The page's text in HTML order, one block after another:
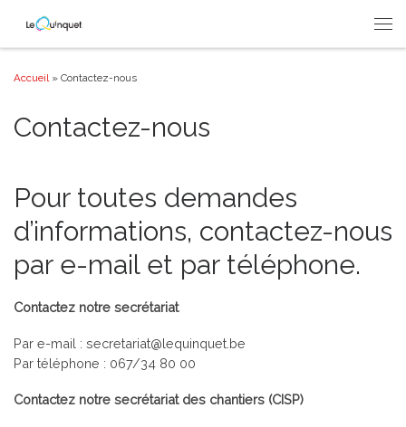
Passer au contenu
Accueil » Contactez-nous
Contactez-nous
Pour toutes demandes
d’informations, contactez-nous
par e-mail et par téléphone.
Contactez notre secrétariat
Par e-mail : secretariat@lequinquet.be
Par téléphone : 067/34 80 00
Contactez notre secrétariat des chantiers (CISP)